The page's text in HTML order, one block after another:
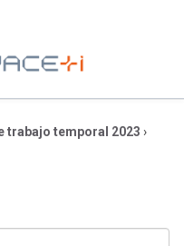
trabajo temporal 2023 ›